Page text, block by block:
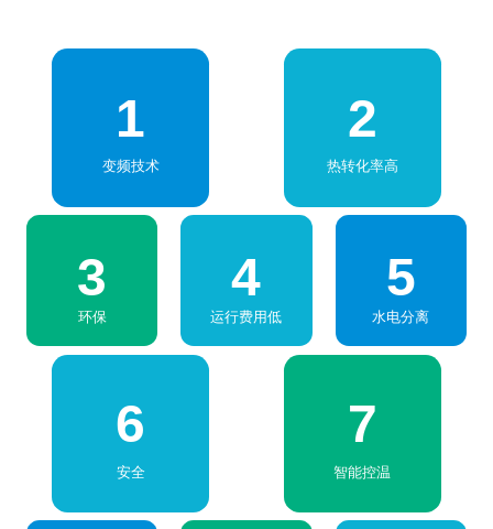
1
变频技术
2
热转化率高
3
环保
4
运行费用低
5
水电分离
6
安全
7
智能控温